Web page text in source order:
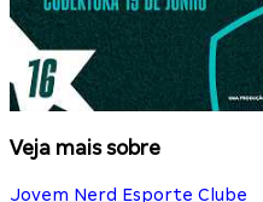
Veja mais sobre
Jovem Nerd Esporte Clube